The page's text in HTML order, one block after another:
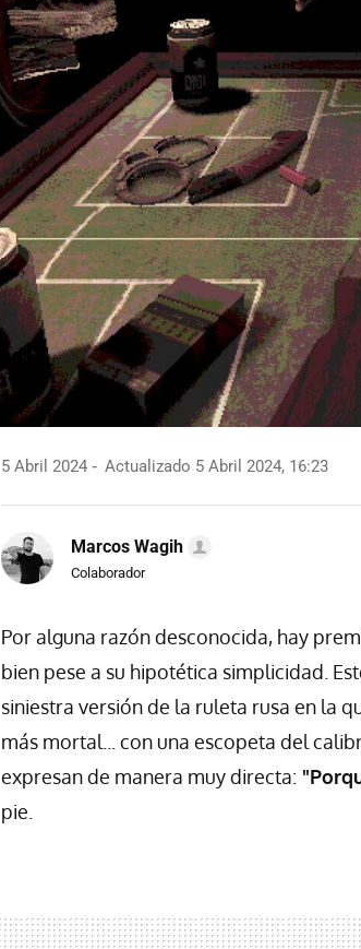
5 Abril 2024 Actualizado 5 Abril 2024, 16:23
Marcos Wagih
Colaborador
Por alguna razón desconocida, hay
bien pese a su hipotética simplicidad.
siniestra versión de la ruleta rusa en la
más mortal... con una escopeta del
expresan de manera muy directa:
pie.